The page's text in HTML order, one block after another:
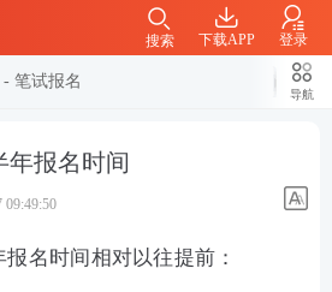
下载APP 登录
搜索
- 笔试报名
导航
年报名时间
09:49:50
名时间相对以往提前：